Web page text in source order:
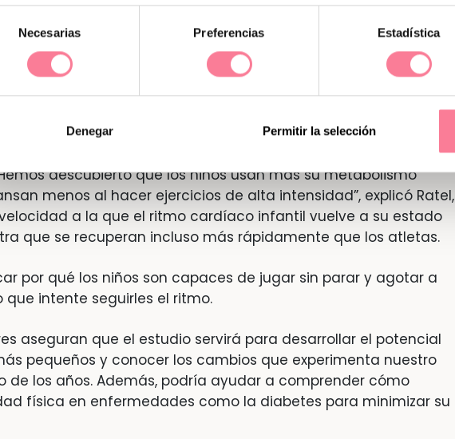
Necesarias Preferencias Estadística
Denegar Permitir la selección
obtenido resultados similares.
realizasen sesiones en bicicleta de alta intensidad y midieron
cardíaco, los niveles de oxígeno y las tasas de eliminación de
para estudiar en cada grupo el ejercicio aeróbico –
de la sangre para producir energía– y anaeróbico –que
y produce acidosis y lactato y causa fatiga muscular–.
descubierto que los niños usan más su metabolismo
menos al hacer ejercicios de alta intensidad”, explicó Ratel,
a la que el ritmo cardíaco infantil vuelve a su estado
que se recuperan incluso más rápidamente que los atletas.
por qué los niños son capaces de jugar sin parar y agotar a
intente seguirles el ritmo.
aseguran que el estudio servirá para desarrollar el potencial
pequeños y conocer los cambios que experimenta nuestro
de los años. Además, podría ayudar a comprender cómo
física en enfermedades como la diabetes para minimizar su